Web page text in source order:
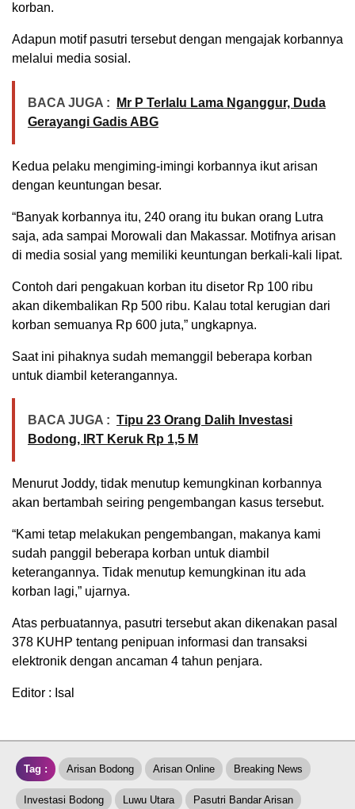
korban.
Adapun motif pasutri tersebut dengan mengajak korbannya
melalui media sosial.
BACA JUGA :
Mr P Terlalu Lama Nganggur, Duda
Gerayangi Gadis ABG
Kedua pelaku mengiming-imingi korbannya ikut arisan
dengan keuntungan besar.
“Banyak korbannya itu, 240 orang itu bukan orang Lutra
saja, ada sampai Morowali dan Makassar. Motifnya arisan
di media sosial yang memiliki keuntungan berkali-kali lipat.
Contoh dari pengakuan korban itu disetor Rp 100 ribu
akan dikembalikan Rp 500 ribu. Kalau total kerugian dari
korban semuanya Rp 600 juta,” ungkapnya.
Saat ini pihaknya sudah memanggil beberapa korban
untuk diambil keterangannya.
BACA JUGA : Tipu 23 Orang Dalih Investasi
Bodong, IRT Keruk Rp 1,5 M
Menurut Joddy, tidak menutup kemungkinan korbannya
akan bertambah seiring pengembangan kasus tersebut.
“Kami tetap melakukan pengembangan, makanya kami
sudah panggil beberapa korban untuk diambil
keterangannya. Tidak menutup kemungkinan itu ada
korban lagi,” ujarnya.
Atas perbuatannya, pasutri tersebut akan dikenakan pasal
378 KUHP tentang penipuan informasi dan transaksi
elektronik dengan ancaman 4 tahun penjara.
Editor : Isal
Tag : Arisan Bodong Arisan Online Breaking News
Investasi Bodong Luwu Utara Pasutri Bandar Arisan